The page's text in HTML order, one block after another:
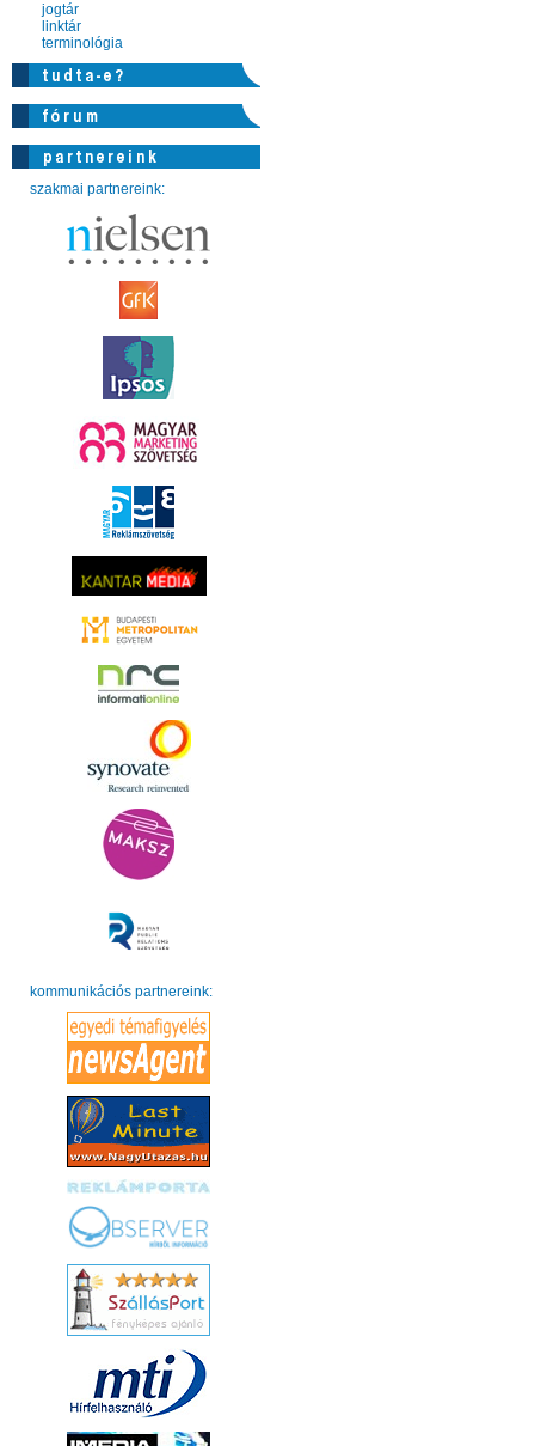
jogtár
linktár
terminológia
szakmai partnereink:
kommunikációs partnereink: